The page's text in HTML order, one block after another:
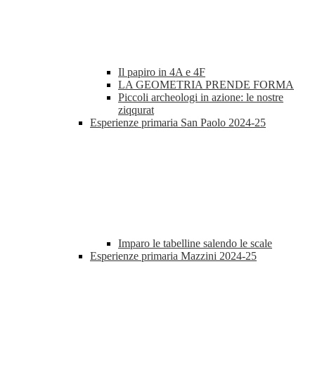
Il papiro in 4A e 4F
LA GEOMETRIA PRENDE FORMA
Piccoli archeologi in azione: le nostre
ziqqurat
Esperienze primaria San Paolo 2024-25
Imparo le tabelline salendo le scale
Esperienze primaria Mazzini 2024-25